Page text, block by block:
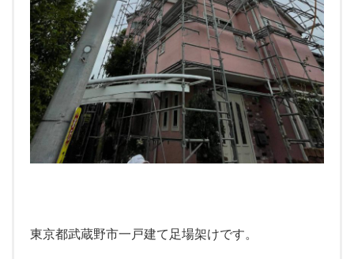
東京都武蔵野市一戸建て足場架けです。